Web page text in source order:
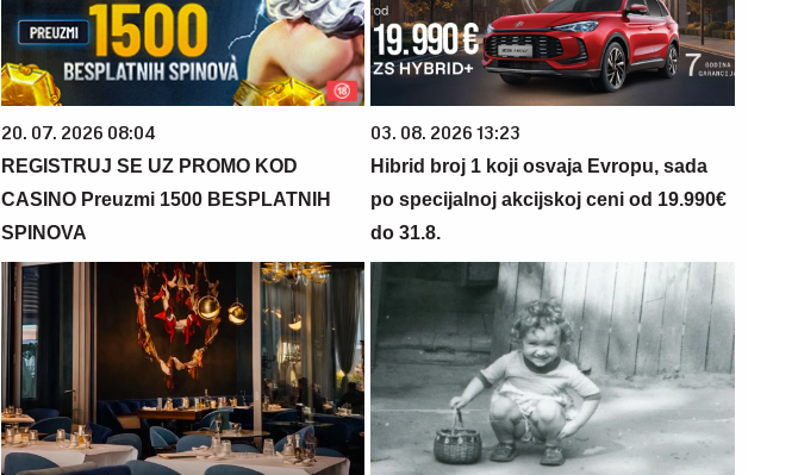
20. 07. 2026 08:04
REGISTRUJ SE UZ PROMO KOD
CASINO Preuzmi 1500 BESPLATNIH
SPINOVA
03. 08. 2026 13:23
Hibrid broj 1 koji osvaja Evropu, sada
po specijalnoj akcijskoj ceni od 19.990€
do 31.8.